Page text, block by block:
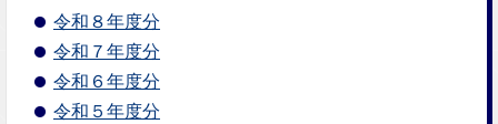
令和８年度分
令和７年度分
令和６年度分
令和５年度分